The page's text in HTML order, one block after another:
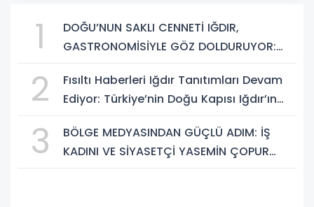
1
DOĞU’NUN SAKLI CENNETİ IĞDIR,
GASTRONOMİSİYLE GÖZ DOLDURUYOR:
BULUŞMA NOKTASI
2
Fısıltı Haberleri Iğdır Tanıtımları Devam
Ediyor: Türkiye’nin Doğu Kapısı Iğdır’ın
3
BÖLGE MEDYASINDAN GÜÇLÜ ADIM: İŞ
KADINI VE SİYASETÇİ YASEMİN ÇOPUR